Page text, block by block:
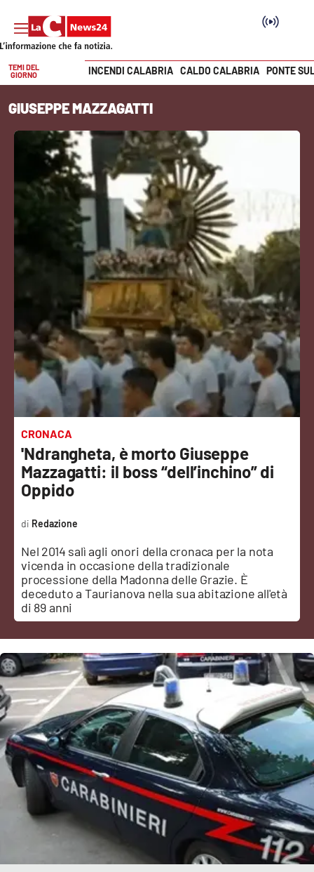
SEZIONI
Cronaca
Politica
Attualità
Economia e lavoro
Italia Mondo
Sanità
Sport
Cultura
Podcast
Meteo
Editoriali
VIDEO
Ambiente
Cronaca
Cultura
Economia e Lavoro
Politica
Sanità
Società
Sport
Vai
TEMI DEL
GIORNO
INCENDI CALABRIA CALDO CALABRIA PONTE
GIUSEPPE MAZZAGATTI
CRONACA
'Ndrangheta, è morto Giuseppe
Mazzagatti: il boss “dell’inchino” di
Oppido
Nel 2014 salì agli onori della cronaca per la nota
vicenda in occasione della tradizionale
processione della Madonna delle Grazie. È
deceduto a Taurianova nella sua abitazione all'età
di 89 anni
Redazione